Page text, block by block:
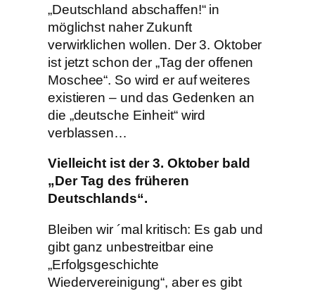
„Deutschland abschaffen!“ in
möglichst naher Zukunft
verwirklichen wollen. Der 3. Oktober
ist jetzt schon der „Tag der offenen
Moschee“. So wird er auf weiteres
existieren – und das Gedenken an
die „deutsche Einheit“ wird
verblassen…
Vielleicht ist der 3. Oktober bald
„Der Tag des früheren
Deutschlands“.
Bleiben wir ´mal kritisch: Es gab und
gibt ganz unbestreitbar eine
„Erfolgsgeschichte
Wiedervereinigung“, aber es gibt